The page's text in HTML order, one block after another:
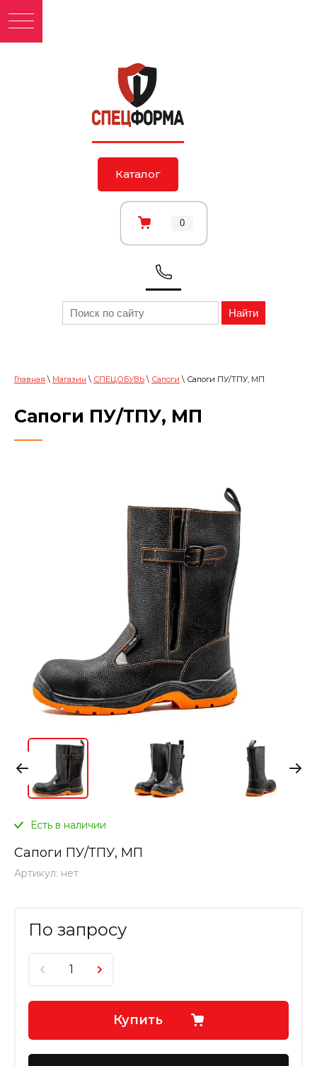
Каталог
0
Главная \ Магазин \ СПЕЦОБУВЬ \ Сапоги \ Сапоги ПУ/ТПУ, МП
Сапоги ПУ/ТПУ, МП
Есть в наличии
Сапоги ПУ/ТПУ, МП
Артикул: нет
По запросу
Купить